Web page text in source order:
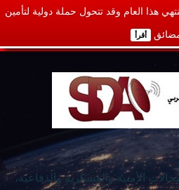
هذا العام وقد تتحول حملة دولية لتأمين
أقرأ
الأمنية والعسكرية والدفاعية،